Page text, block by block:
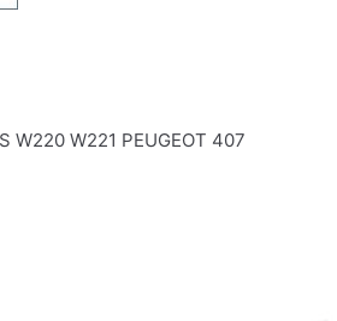
W220 W221 PEUGEOT 407